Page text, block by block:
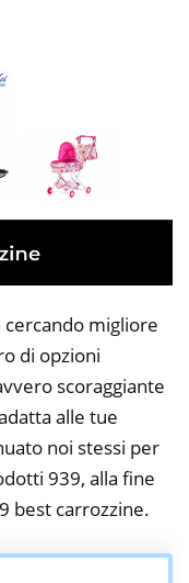
cercando migliore
di opzioni
scoraggiante
alle tue
noi stessi per
939, alla fine
best carrozzine.